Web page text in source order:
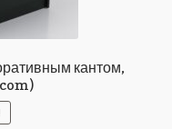
кантом,